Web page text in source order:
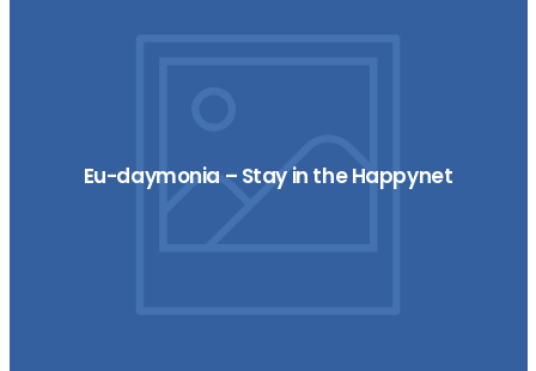
Eu-daymonia – Stay in the Happynet